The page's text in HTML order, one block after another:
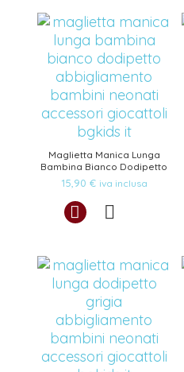
Maglietta Manica Lunga
Bambina Bianco Dodipetto
15,90 € iva inclusa